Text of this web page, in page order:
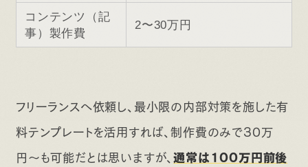
コンテンツ（記
事）製作費
2〜30万円
フリーランスへ依頼し、最小限の内部対策を施した有
料テンプレートを活用すれば、制作費のみで30万
円〜も可能だとは思いますが、通常は100万円前後